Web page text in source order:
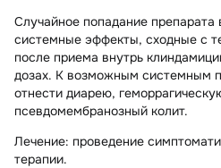
Случайное попадание
системные эффекты, сходные с
после приема внутрь
дозах. К возможным системным
отнести диарею,
псевдомембранозный колит.
Лечение: проведение
терапии.